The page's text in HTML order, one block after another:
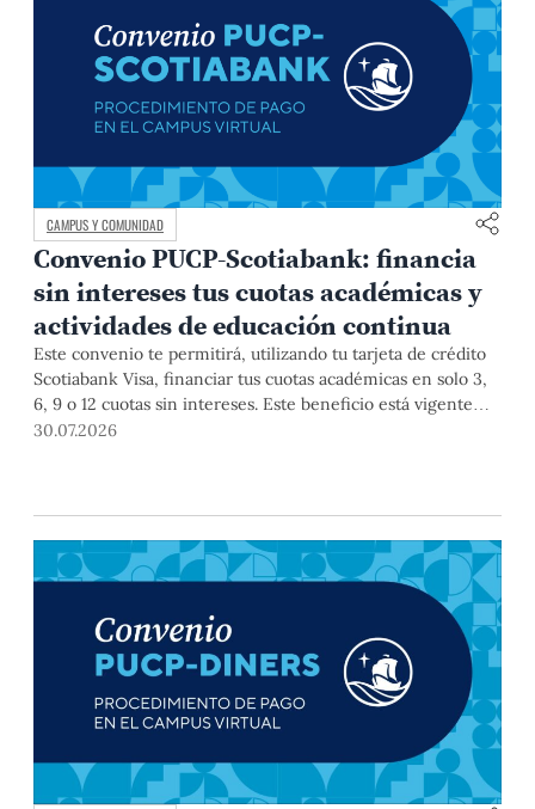
CAMPUS Y COMUNIDAD
Convenio PUCP-Scotiabank: financia
sin intereses tus cuotas académicas y
actividades de educación continua
Este convenio te permitirá, utilizando tu tarjeta de crédito
Scotiabank Visa, financiar tus cuotas académicas en solo 3,
6, 9 o 12 cuotas sin intereses. Este beneficio está vigente
hasta el 31 de diciembre de 2026, y aplica para pagos de
30.07.2026